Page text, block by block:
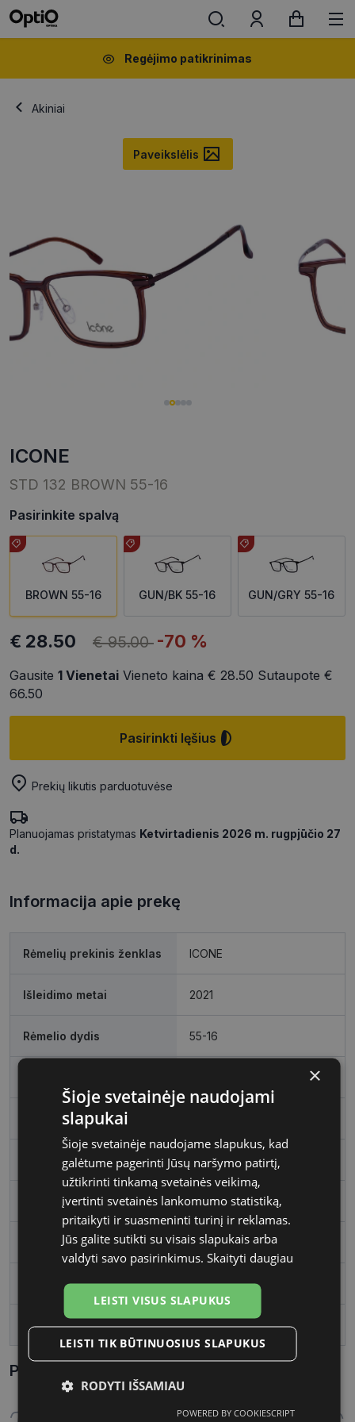
Regėjimo patikrinimas
Akiniai
Paveikslėlis
ICONE
STD 132 BROWN 55-16
Pasirinkite spalvą
BROWN 55-16 GUN/BK 55-16 GUN/GRY 55-16
€ 28.50 € 95.00 -70 %
Gausite 1 Vienetai Vieneto kaina € 28.50 Sutaupote €
66.50
Pasirinkti lęšius
Prekių likutis parduotuvėse
Planuojamas pristatymas Ketvirtadienis 2026 m. rugpjūčio 27
d.
Informacija apie prekę
Rėmelių prekinis ženklas ICONE
Išleidimo metai 2021
Rėmelio dydis 55-16
Rėmelio spalva
Rėmelio tipas Plastmasinis
Rėmelio forma Kvadratas
Vartotojų grupė Vyrams
Lęšio plotis 55
Tarpnosės plotis, mm 16
Parametrai Kaip sužinoti savo akinių dydį?
×
Šioje svetainėje naudojami
slapukai
Šioje svetainėje naudojame slapukus, kad
galėtume pagerinti Jūsų naršymo patirtį,
užtikrinti tinkamą svetainės veikimą,
įvertinti svetainės lankomumo statistiką,
pritaikyti ir suasmeninti turinį ir reklamas.
Jūs galite sutikti su visais slapukais arba
valdyti savo pasirinkimus. Skaityti daugiau
LEISTI VISUS SLAPUKUS
LEISTI TIK BŪTINUOSIUS SLAPUKUS
RODYTI IŠSAMIAU
POWERED BY COOKIESCRIPT